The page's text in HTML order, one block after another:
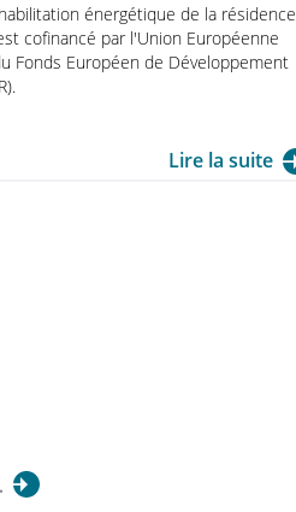
énergétique de la résidence
cofinancé par l'Union Européenne
Fonds Européen de Développement
Lire la suite